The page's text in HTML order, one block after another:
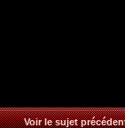
Voir le sujet